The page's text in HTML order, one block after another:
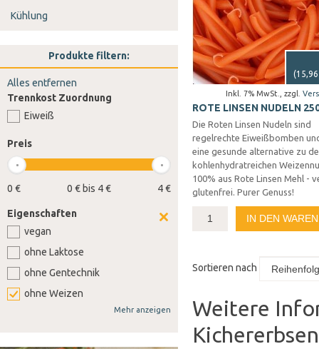
Inkl. 7% MwSt. zzgl.
(
ROTE LINSEN NUDELN
Die Roten Linsen Nudeln sind
regelrechte Eiweißbomben
eine gesunde alternative zu
kohlenhydratreichen
100% aus Rote Linsen Mehl -
glutenfrei. Purer Genuss!
IN DEN
Sortieren nach
Weitere
Kühlung
Produkte filtern:
Alles entfernen
Trennkost Zuordnung
Eiweiß
Preis
0 € 4 €
0 € bis 4 €
Eigenschaften
vegan
ohne Laktose
ohne Gentechnik
ohne Weizen
Mehr anzeigen